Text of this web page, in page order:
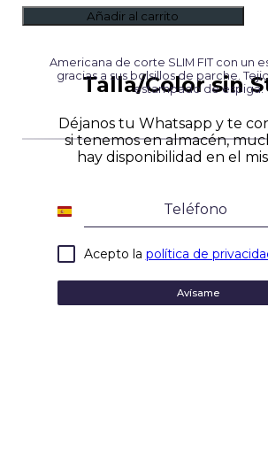
Añadir al carrito
Talla/Color sin
Déjanos tu Whatsapp y te
si tenemos en almacén,
hay disponibilidad en el
Spain
+34
Acepto la política de
Avísame
Americana de corte SLIM FIT con un
gracias a sus bolsillos de parche.
estampado de espiga.